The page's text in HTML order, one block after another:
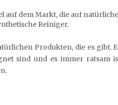
auf dem Markt, die auf
Reiniger.
Produkten, die es gibt.
sind und es immer ratsam